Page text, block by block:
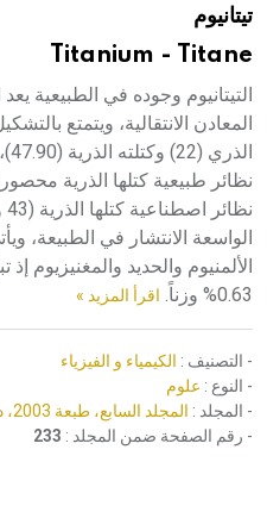
تيتانيوم
Titanium - Titane
الواسعة الانتشار في الطبيعة،
الألمنيوم والحديد والمغنيزيوم
0.63% وزناً.
اقرأ المزيد »
- التصنيف : الكيمياء و الفيزياء
- النوع : علوم
- المجلد : المجلد السابع، طبعة 2003، دمشق
- رقم الصفحة ضمن المجلد : 233